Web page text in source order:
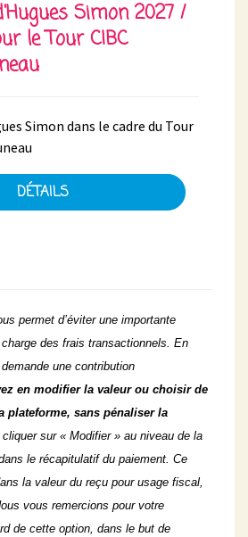
Simon 2027 /
le Tour CIBC
Simon dans le cadre du Tour
DÉTAILS
permet d’éviter une importante
des frais transactionnels. En
une contribution
en modifier la valeur ou choisir de
plateforme, sans pénaliser la
sur « Modifier » au niveau de la
le récapitulatif du paiement. Ce
la valeur du reçu pour usage fiscal,
vous remercions pour votre
de cette option, dans le but de